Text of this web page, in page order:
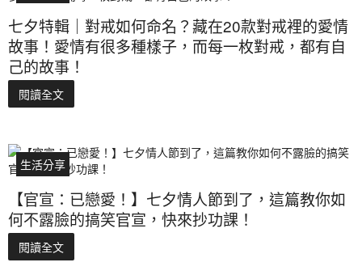
七夕特輯｜對戒如何命名？藏在20款對戒裡的愛情
故事！愛情有很多種樣子，而每一枚對戒，都有自
己的故事！
閱讀全文
生活分享
【官宣：已戀愛！】七夕情人節到了，這篇教你如
何不露臉的搞笑官宣，快來抄功課！
閱讀全文